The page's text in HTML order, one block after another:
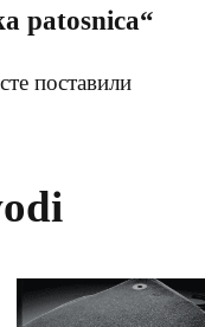
patosnica“
поставили